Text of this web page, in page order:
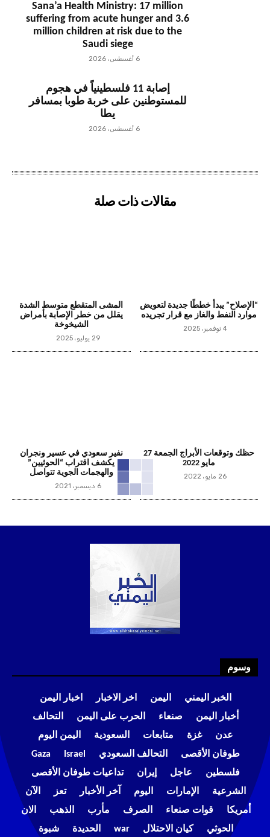
Sana’a Health Ministry: 17 million
suffering from acute hunger and 3.6
million children at risk due to the
Saudi siege
6 أغسطس، 2026
إصابة 11 فلسطينياً في هجوم
للمستوطنين على خربة طوبا بمسافر
يطا
6 أغسطس، 2026
مقالات ذات صلة
“الإصلاح” يبدأ خططًا جديدة لتعويض
موارد النفط والغاز مع قرار تجريده
4 نوفمبر، 2025
المشى المتقطع متوسط الشدة
يقلل من خطر الإصابة بأمراض
الشيخوخة
29 يوليو، 2025
حظك وتوقعات الأبراج الجمعة 27
مايو 2022
26 مايو، 2022
نفير سعودي في عسير ونجران
يكشف اقتراب “الحوثيين”
والهجمات الجوية تتواصل
6 ديسمبر، 2021
وسوم
الخبر اليمني اليمن اخر الاخبار
اخبار اليمن
أخبار اليمن
صنعاء الحرب على اليمن
التحالف
عدن
غزة متابعات السعودية
اليمن اليوم
طوفان الأقصى
التحالف السعودي Israel
Gaza
فلسطين
عاجل إيران
تداعيات طوفان الأقصى
الشرعية
الإمارات اليوم آخر الأخبار تعز
الآن
أمريكا
قوات صنعاء الصرف مأرب الذهب
الان
الحوثي
كيان الاحتلال war الحديدة شبوة